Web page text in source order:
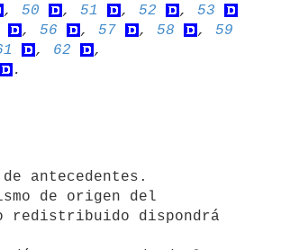
, 50 , 51 , 52 , 53
, 56 , 57 , 58 , 59
, 62
redistribuido dispondrá